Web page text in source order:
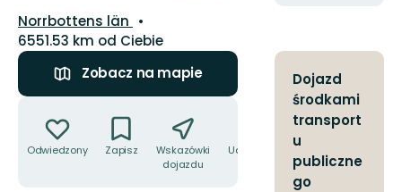
Województwo:
Norrbottens län
6551.53 km od Ciebie
Zobacz na mapie
Odwiedzony Zapisz
Wskazówki
dojazdu
Udostępnij
Dojazd
środkami
transport
u
publiczne
go